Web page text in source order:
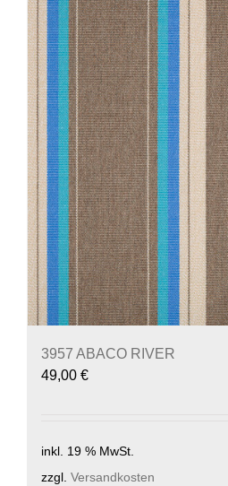
3957 ABACO RIVER
49,00 €
inkl. 19 % MwSt.
zzgl. Versandkosten